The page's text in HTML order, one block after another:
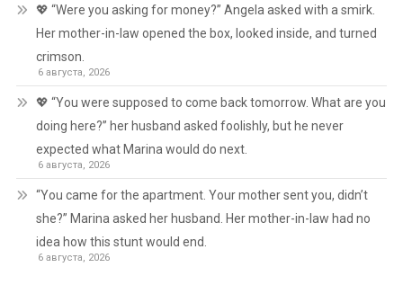
💖 “Were you asking for money?” Angela asked with a smirk.
Her mother-in-law opened the box, looked inside, and turned
crimson.
6 августа, 2026
💖 “You were supposed to come back tomorrow. What are you
doing here?” her husband asked foolishly, but he never
expected what Marina would do next.
6 августа, 2026
“You came for the apartment. Your mother sent you, didn’t
she?” Marina asked her husband. Her mother-in-law had no
idea how this stunt would end.
6 августа, 2026